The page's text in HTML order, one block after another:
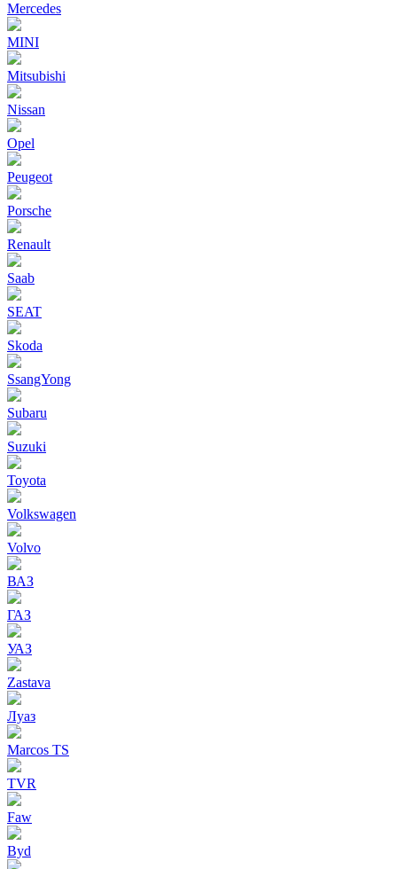
Mercedes
MINI
Mitsubishi
Nissan
Opel
Peugeot
Porsche
Renault
Saab
SEAT
Skoda
SsangYong
Subaru
Suzuki
Toyota
Volkswagen
Volvo
ВАЗ
ГАЗ
УАЗ
Zastava
Луаз
Marcos TS
TVR
Faw
Byd